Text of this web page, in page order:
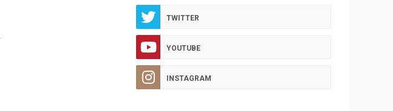
TWITTER
YOUTUBE
INSTAGRAM